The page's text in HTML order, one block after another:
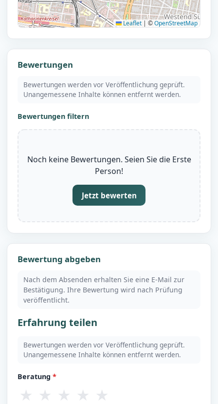
Leaflet | ©OpenStreetMap
Bewertungen
Bewertungen werden vor Veröffentlichung geprüft.
Unangemessene Inhalte können entfernt werden.
Bewertungen filtern
Noch keine Bewertungen. Seien Sie die Erste
Person!
Jetzt bewerten
Bewertung abgeben
Nach dem Absenden erhalten Sie eine E-Mail zur
Bestätigung. Ihre Bewertung wird nach Prüfung
veröffentlicht.
Erfahrung teilen
Bewertungen werden vor Veröffentlichung geprüft.
Unangemessene Inhalte können entfernt werden.
Beratung*
★ ★ ★ ★ ★